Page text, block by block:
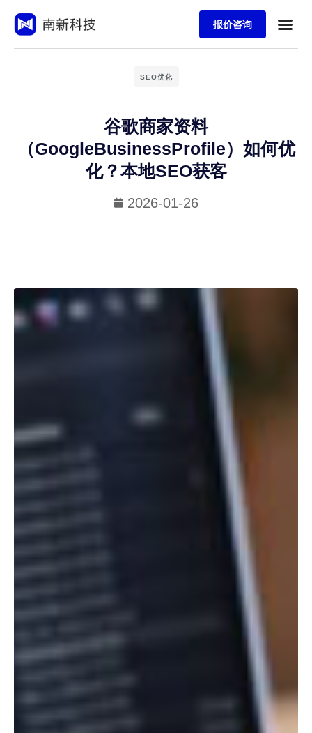
报价咨询
SEO优化
谷歌商家资料
（GoogleBusinessProfile）如何优
化？本地SEO获客
2026-01-26